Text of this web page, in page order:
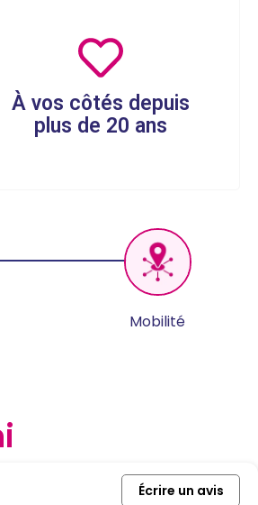
À vos côtés depuis
plus de 20 ans
Mobilité
Écrire un avis